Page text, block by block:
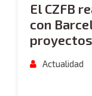
El CZFB
con
Actualidad